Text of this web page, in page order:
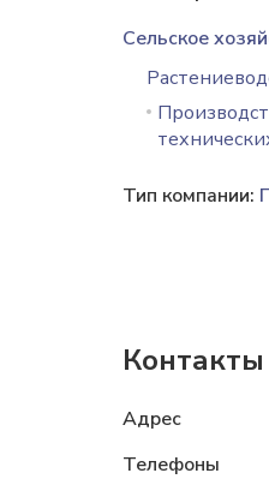
Сельское
Тип компании:
Контакты
Адрес
Телефоны